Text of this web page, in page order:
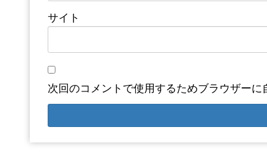
サイト
次回のコメントで使用するためブラウザー